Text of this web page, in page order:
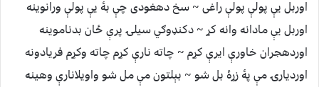
اوربل يې پولې پولې راغی ~ سخ دهغودی چې بۀ يې پولې ورانوينه
اوربل يې مادانه وانه کړ ~ دکنډوګي سيلۍ پرې ځان بدناموينه
اوردهجران خاورې ايرې کړم ~ چاته نارې کړم چاته وکړم فريادونه
اورديارۍ مې پۀ زړۀ بل شو ~ بېلتون مې مل شو واويلانارې وهينه